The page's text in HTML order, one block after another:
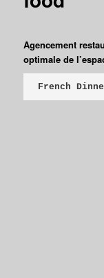
Agencement
optimale de
French